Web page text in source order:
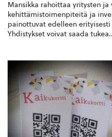
Mansikka rahoittaa yritysten ja
kehittämistoimenpiteitä ja
painottuvat edelleen
Yhdistykset voivat saada